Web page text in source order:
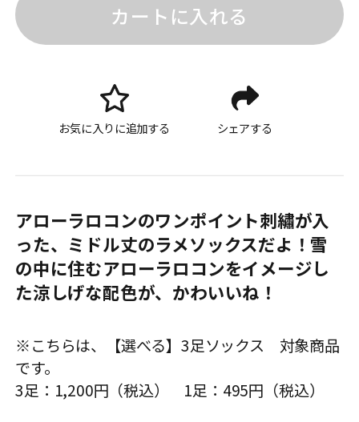
カートに入れる
お気に入りに追加する シェアする
アローラロコンのワンポイント刺繡が入
った、ミドル丈のラメソックスだよ！雪
の中に住むアローラロコンをイメージし
た涼しげな配色が、かわいいね！
※こちらは、【選べる】3足ソックス 対象商品
です。
3足：1,200円（税込） 1足：495円（税込）